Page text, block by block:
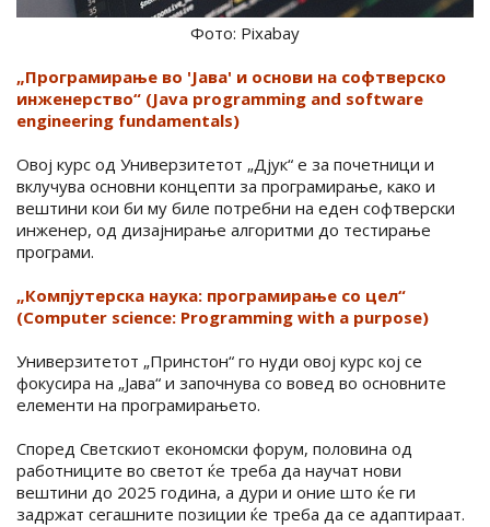
Фото: Pixabay
„Програмирање во 'Јава' и основи на софтверско
инженерство“ (Java programming and software
engineering fundamentals)
Овој курс од Универзитетот „Дјук“ е за почетници и
вклучува основни концепти за програмирање, како и
вештини кои би му биле потребни на еден софтверски
инженер, од дизајнирање алгоритми до тестирање
програми.
„Компјутерска наука: програмирање со цел“
(Computer science: Programming with a purpose)
Универзитетот „Принстон“ го нуди овој курс кој се
фокусира на „Јава“ и започнува со вовед во основните
елементи на програмирањето.
Според Светскиот економски форум, половина од
работниците во светот ќе треба да научат нови
вештини до 2025 година, а дури и оние што ќе ги
задржат сегашните позиции ќе треба да се адаптираат.